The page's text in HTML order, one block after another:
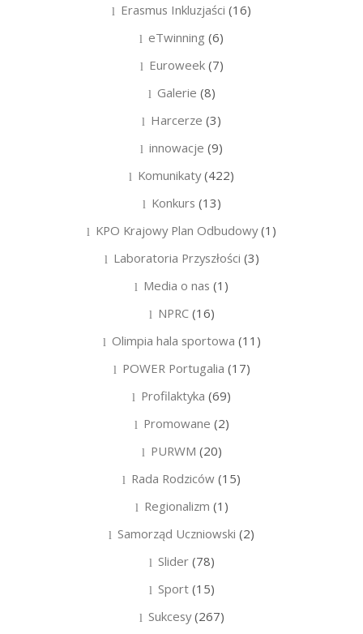
Erasmus Inkluzjaści (16)
eTwinning (6)
Euroweek(7)
Galerie (8)
Harcerze (3)
innowacje (9)
Komunikaty(422)
Konkurs (13)
KPO Krajowy Plan Odbudowy(1)
Laboratoria Przyszłości (3)
Media o nas (1)
NPRC(16)
Olimpia hala sportowa (11)
POWER Portugalia (17)
Profilaktyka (69)
Promowane (2)
PURWM (20)
Rada Rodziców (15)
Regionalizm (1)
Samorząd Uczniowski (2)
Slider(78)
Sport(15)
Sukcesy(267)